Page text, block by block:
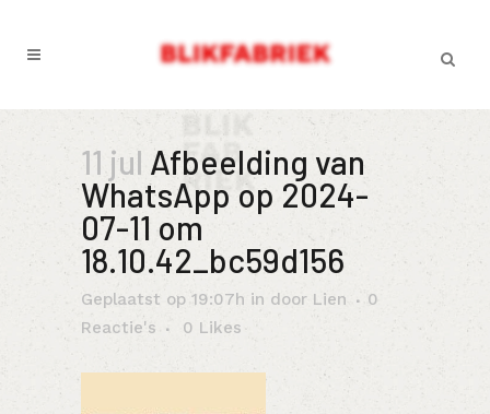
11 jul Afbeelding van
WhatsApp op 2024-
07-11 om
18.10.42_bc59d156
Geplaatst op 19:07h in door Lien
0
Reactie's
0 Likes